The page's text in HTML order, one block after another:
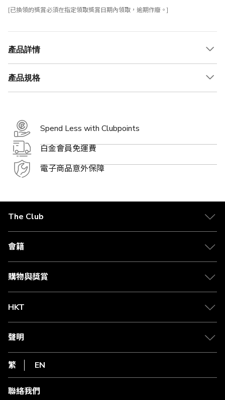
[已換領的獎賞必須在指定領取獎賞日期內領取，逾期作廢。]
產品詳情
產品規格
Spend Less with Clubpoints
白金會員免運費
電子商品意外保障
The Club
關於 The Club
合作夥伴
媒體中心
會籍
會籍及專屬禮遇
賺取積分
購物與獎賞
物流與配送
Club Shopping 商品領取站
常見問題
HKT
csl.
1010
HKT
聲明
私隱聲明
使用條款
條款及細則
不歧視及不騷擾聲明
繁 EN
聯絡我們